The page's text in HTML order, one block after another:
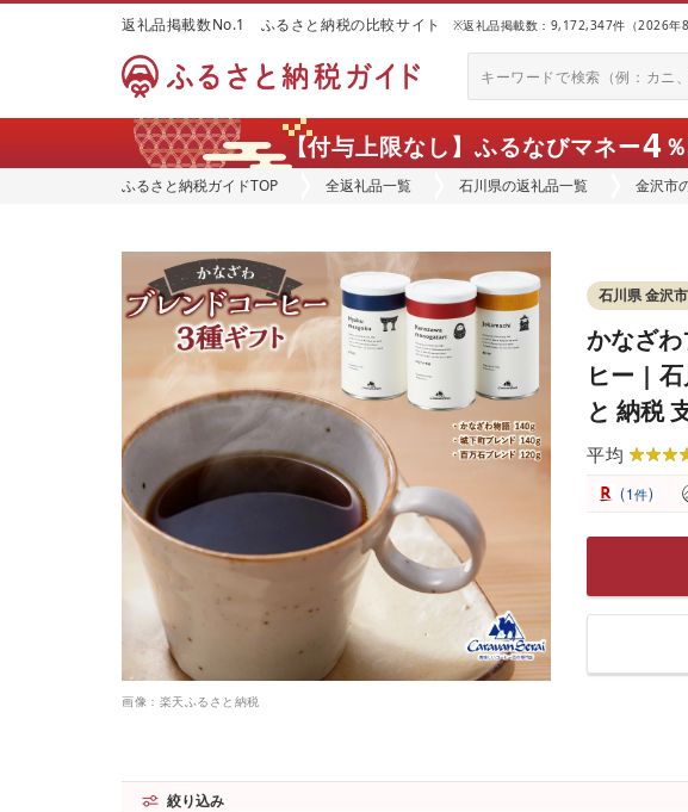
返礼品掲載数No.1 ふるさと納税の比較サイト ※返礼品掲載数：9,172,347件（2026年8
【付与上限なし】ふるなびマネー4
ふるさと納税ガイドTOP 全返礼品一覧 石川県の返礼品一覧 金沢市
画像：楽天ふるさと納税
石川県 金沢市
かなざ
ヒー |
と 納税
ドリンク
寄せ 取
平均
(1件)
絞り込み